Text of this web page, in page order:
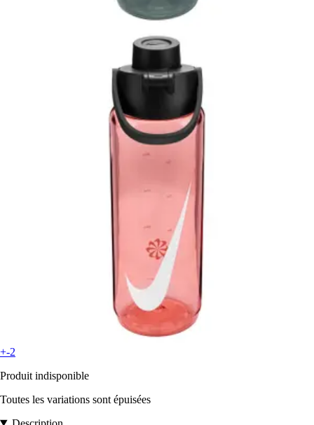
+-2
Produit indisponible
Toutes les variations sont épuisées